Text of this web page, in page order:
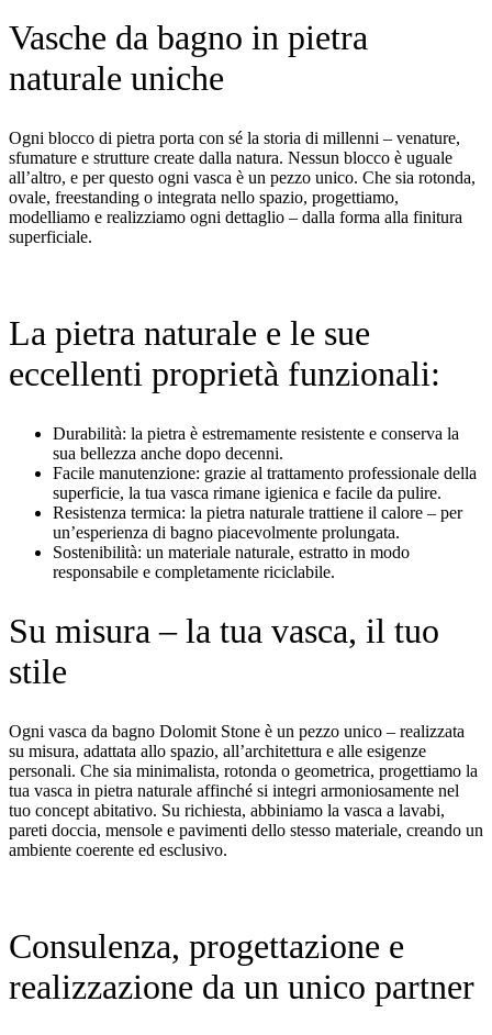
Vasche da bagno in pietra
naturale uniche
Ogni blocco di pietra porta con sé la storia di millenni – venature,
sfumature e strutture create dalla natura. Nessun blocco è uguale
all’altro, e per questo ogni vasca è un pezzo unico. Che sia rotonda,
ovale, freestanding o integrata nello spazio, progettiamo,
modelliamo e realizziamo ogni dettaglio – dalla forma alla finitura
superficiale.
La pietra naturale e le sue
eccellenti proprietà funzionali:
Durabilità: la pietra è estremamente resistente e conserva la
sua bellezza anche dopo decenni.
Facile manutenzione: grazie al trattamento professionale della
superficie, la tua vasca rimane igienica e facile da pulire.
Resistenza termica: la pietra naturale trattiene il calore – per
un’esperienza di bagno piacevolmente prolungata.
Sostenibilità: un materiale naturale, estratto in modo
responsabile e completamente riciclabile.
Su misura – la tua vasca, il tuo
stile
Ogni vasca da bagno Dolomit Stone è un pezzo unico – realizzata
su misura, adattata allo spazio, all’architettura e alle esigenze
personali. Che sia minimalista, rotonda o geometrica, progettiamo la
tua vasca in pietra naturale affinché si integri armoniosamente nel
tuo concept abitativo. Su richiesta, abbiniamo la vasca a lavabi,
pareti doccia, mensole e pavimenti dello stesso materiale, creando un
ambiente coerente ed esclusivo.
Consulenza, progettazione e
realizzazione da un unico partner